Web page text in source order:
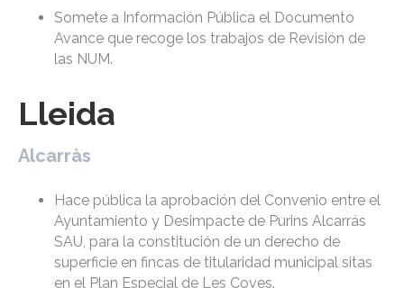
Somete a Información Pública el Documento
Avance que recoge los trabajos de Revisión de
las NUM.
Lleida
Alcarràs
Hace pública la aprobación del Convenio entre el
Ayuntamiento y Desimpacte de Purins Alcarrás
SAU, para la constitución de un derecho de
superficie en fincas de titularidad municipal sitas
en el Plan Especial de Les Coves.